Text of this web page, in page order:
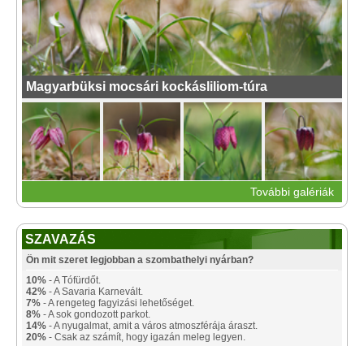
Magyarbüksi mocsári kockásliliom-túra
További galériák
SZAVAZÁS
Ön mit szeret legjobban a szombathelyi nyárban?
10% - A Tófürdőt.
42% - A Savaria Karnevált.
7% - A rengeteg fagyizási lehetőséget.
8% - A sok gondozott parkot.
14% - A nyugalmat, amit a város atmoszférája áraszt.
20% - Csak az számít, hogy igazán meleg legyen.